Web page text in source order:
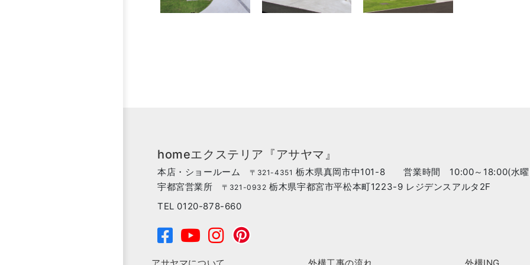
homeエクステリア『アサヤマ』
本店・ショールーム〒321-4351 栃木県真岡市中101-8 営業時間 10:00～18:00(水曜
宇都宮営業所〒321-0932 栃木県宇都宮市平松本町1223-9 レジデンスアルタ2F
TEL 0120-878-660